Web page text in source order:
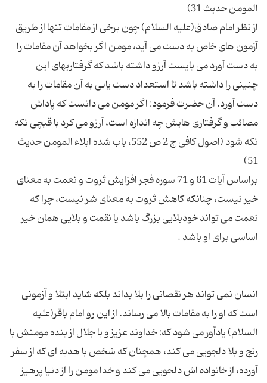
از نظر امام صادق(علیه السلام) چون برخی از مقامات تنها از طریق
آزمون های خاص به دست می آید، مومن اگر بخواهد آن مقامات را
به دست آورد می بایست آرزو داشته باشد كه گرفتاریهای این
چنینی را داشته باشد تا استعداد دست یابی به آن مقامات را به
دست آورد. آن حضرت فرمود: اگر مومن می دانست كه پاداش
مصائب و گرفتاری هایش چه اندازه است، آرزو می كرد با قیچی تكه
تكه شود (اصول كافی ج 2 ص 552، باب شده ابلاء المومن حدیث
براساس آیات 61 و 71 سوره فجر افزایش ثروت و نعمت به معنای
خیر نیست، چنانكه كاهش ثروت به معنای شر نیست، چرا كه
نعمت می تواند خودبلایی بزرگ باشد یا نقمت و بلایی همان خیر
انسان نمی تواند هر نقصانی را بلا بداند بلكه شاید ابتلا و آزمونی
است كه او را به مقامات بالا می رساند. از این رو امام باقر(علیه
السلام) یادآور می شود كه: خداوند عزیز و با جلال از بنده مومنش با
رنج و بلا دلجویی می كند، همچنان كه شخص با هدیه ای كه از سفر
آورده، از خانواده اش دلجویی می كند و خدا مومن را از دنیا پرهیز